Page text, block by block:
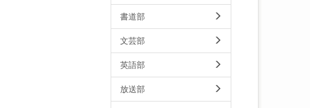
書道部
文芸部
英語部
放送部